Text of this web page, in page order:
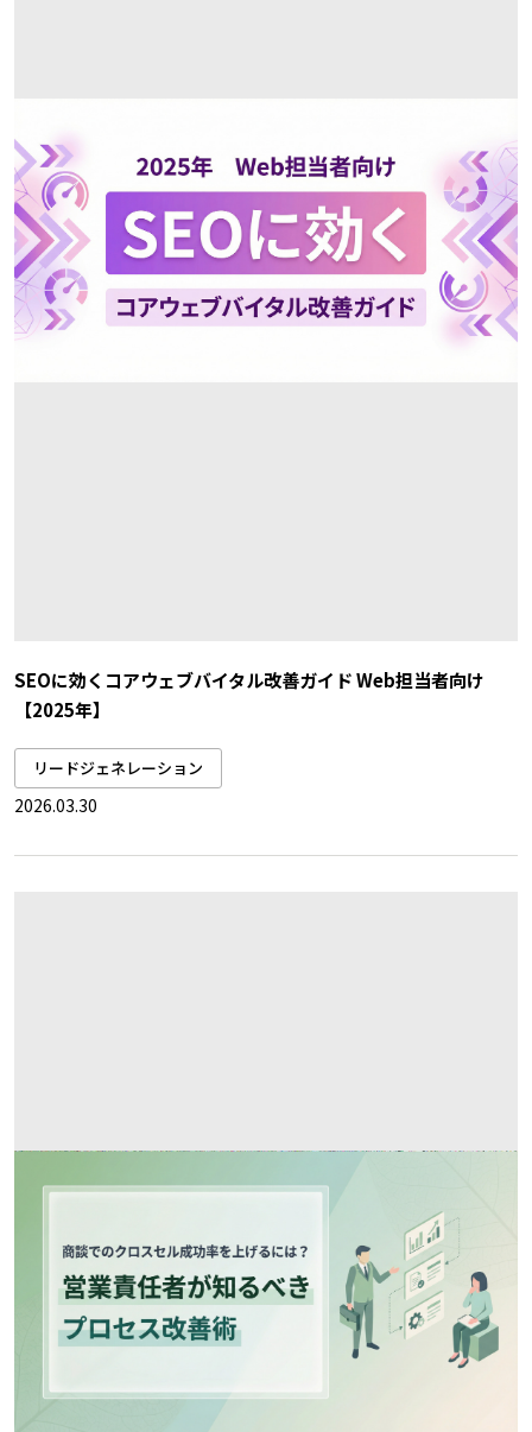
SEOに効くコアウェブバイタル改善ガイド Web担当者向け
【2025年】
リードジェネレーション
2026.03.30